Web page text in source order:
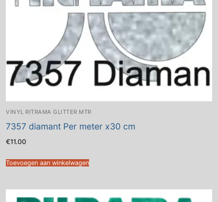
VINYL RITRAMA GLITTER MTR
7357 diamant Per meter x30 cm
€11.00
Toevoegen aan winkelwagen